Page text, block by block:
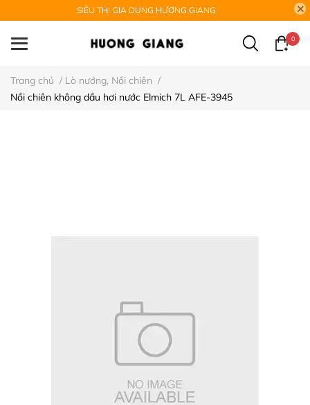
SIÊU THỊ GIA DỤNG HƯƠNG GIANG
0
Trang chủ / Lò nướng, Nồi chiên /
Nồi chiên không dầu hơi nước Elmich 7L AFE-3945